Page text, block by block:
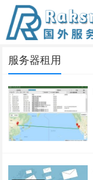
服务器租用